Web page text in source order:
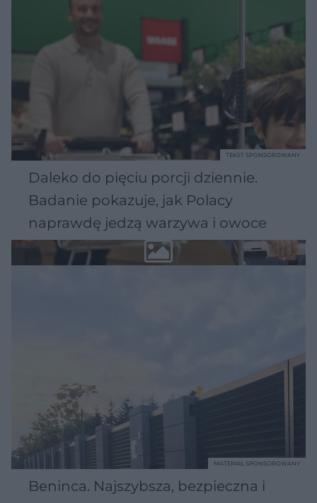
Daleko do pięciu porcji dziennie.
Badanie pokazuje, jak Polacy
naprawdę jedzą warzywa i owoce
TEKST SPONSOROWANY
Beninca. Najszybsza, bezpieczna i
MATERIAŁ SPONSOROWANY